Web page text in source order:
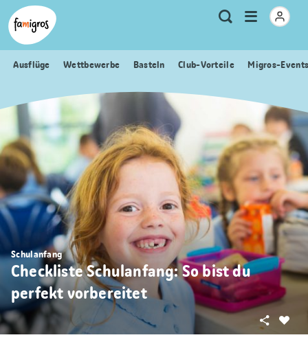
Sprungmarken
Navigation
Header
Logo
Meta
Navigation
Suche
Menu
öffnen
Ausflüge Wettbewerbe Basteln Club-Vorteile Migros-
Schulanfang
Checkliste Schulanfang: So bist du
perfekt vorbereitet
Teilen